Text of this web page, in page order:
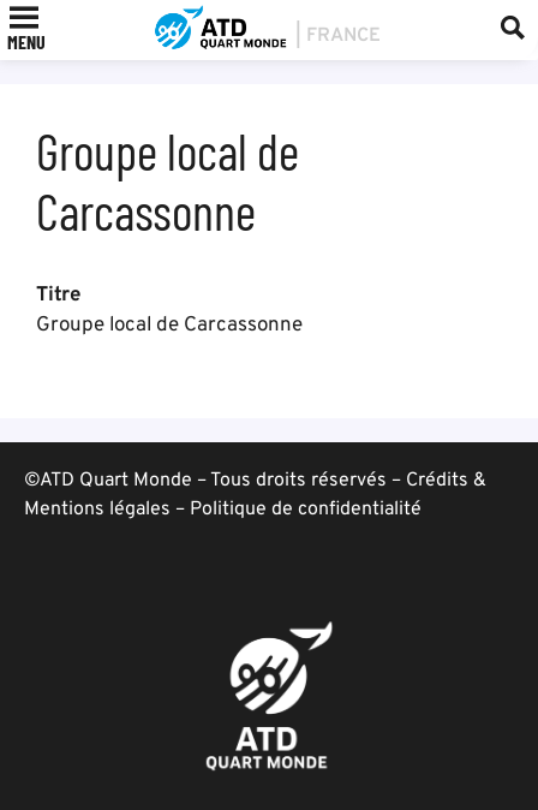
MENU
Groupe local de
Carcassonne
Titre
Groupe local de Carcassonne
©ATD Quart Monde – Tous droits réservés – Crédits &
Mentions légales – Politique de confidentialité